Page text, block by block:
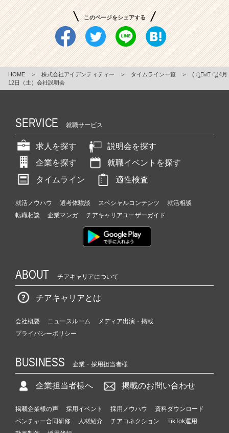
このページをシェアする
HOME ＞ 株式会社アイデンティティー ＞ タイムライン一覧 ＞
( ु⚈᷁௰⚈᷁ ू)4月
12日（土）会社説明会
SERVICE 就職サービス
求人を探す
説明会を探す
企業を探す
就職イベントを探す
タイムライン
適性検査
就活ノウハウ 選考体験談 スペシャルコンテンツ
就活相談
転職相談
企業マンガ チアキャリアユーザーガイド
ABOUT チアキャリアについて
チアキャリアとは
会社概要 ニュースルーム
メディア出演・掲載
プライバシーポリシー
BUSINESS 企業・採用担当者様
企業担当者様へ 掲載のお問い合わせ
掲載企業様の声 採用イベント 採用ノウハウ
資料ダウンロード
ベンチャー合同研修
人材紹介 チアコネクション
TikTok運用